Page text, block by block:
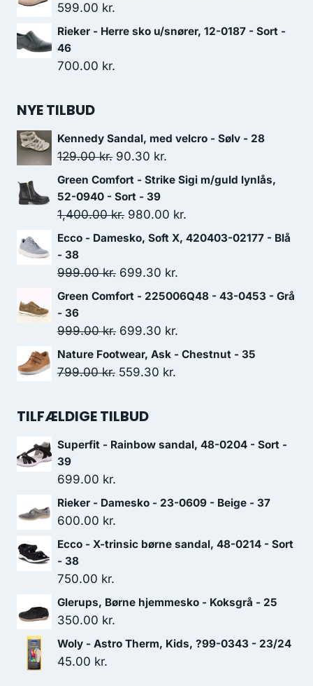
599.00 kr.
Rieker - Herre sko u/snører, 12-0187 - Sort -
46
700.00 kr.
NYE TILBUD
Kennedy Sandal, med velcro - Sølv - 28
129.00kr. Den
oprindelige
pris
var:
129.00 kr..
90.30 kr.
aktuelle
er:
90.30 kr..
Green Comfort - Strike Sigi m/guld lynlås,
52-0940 - Sort - 39
1,400.00kr. Den
oprindelige
var:
1,400.00 kr..
980.00 kr.
aktuelle
980.00 kr..
Ecco - Damesko, Soft X, 420403-02177 - Blå
- 38
999.00kr. Den
oprindelige
var:
999.00 kr..
699.30 kr.
aktuelle
699.30 kr..
Green Comfort - 225006Q48 - 43-0453 - Grå
- 36
999.00kr. Den
oprindelige
pris
699.30 kr.
aktuelle
Nature Footwear, Ask - Chestnut - 35
799.00kr. Den
pris
799.00 kr..
559.30 kr.
559.30 kr..
TILFÆLDIGE TILBUD
Superfit - Rainbow sandal, 48-0204 - Sort -
39
699.00 kr.
Rieker - Damesko - 23-0609 - Beige - 37
600.00 kr.
Ecco - X-trinsic børne sandal, 48-0214 - Sort
- 38
750.00 kr.
Glerups, Børne hjemmesko - Koksgrå - 25
350.00 kr.
Woly - Astro Therm, Kids, ?99-0343 - 23/24
45.00 kr.